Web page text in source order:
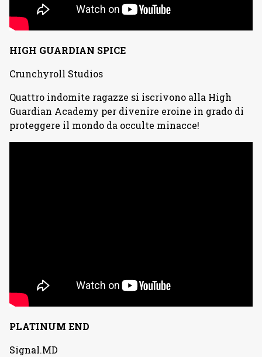
HIGH GUARDIAN SPICE
Crunchyroll Studios
Quattro indomite ragazze si iscrivono alla High
Guardian Academy per divenire eroine in grado di
proteggere il mondo da occulte minacce!
PLATINUM END
Signal.MD